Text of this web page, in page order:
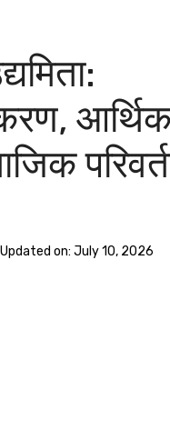
Updated on: July 10, 2026